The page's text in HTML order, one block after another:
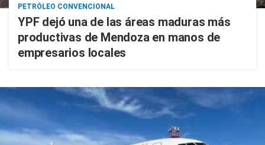
PETRÓLEO CONVENCIONAL
YPF dejó una de las áreas maduras más
productivas de Mendoza en manos de
empresarios locales